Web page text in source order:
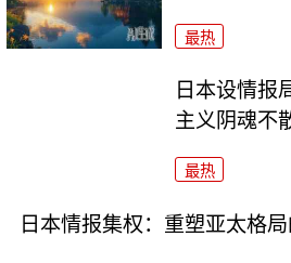
最热
日本设情报
主义阴魂不
最热
日本情报集权：重塑亚太格